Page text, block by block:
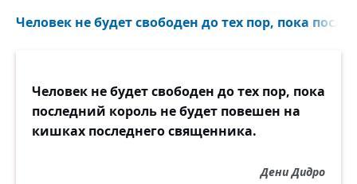
Человек не будет свободен до тех пор, пока
Человек не будет свободен до тех пор, пока
последний король не будет повешен на
кишках последнего священника.
Дени Дидро